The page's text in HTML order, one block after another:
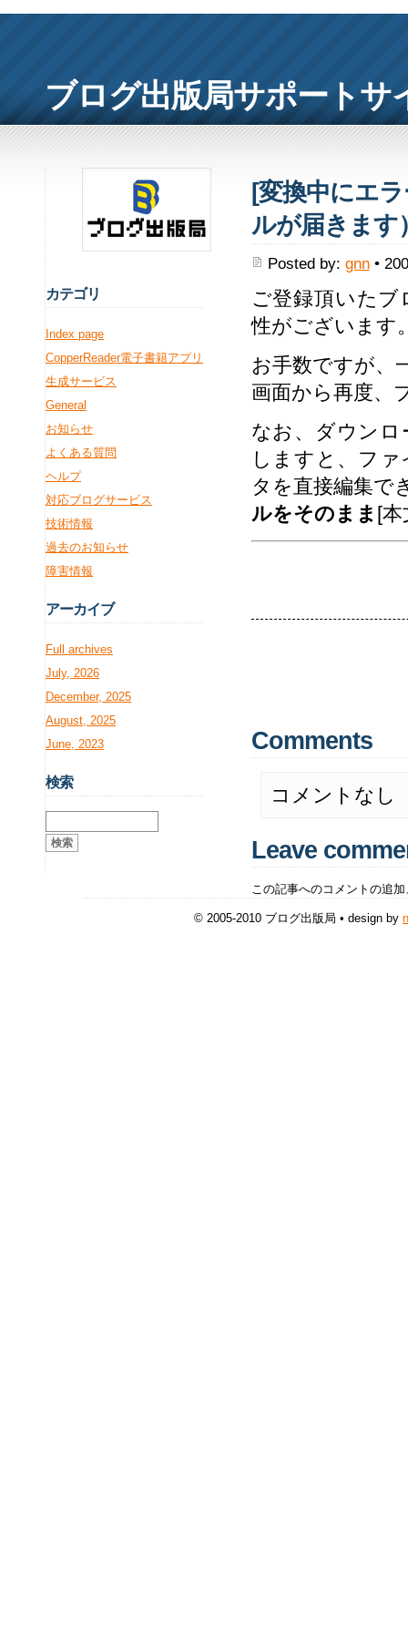
ブログ出版局サポートサ
[変換中にエ
ルが届きます
Posted by: gnn•
ご登録頂いた
性がございます
お手数ですが、
画面から再度、
なお、ダウン
しますと、フ
タを直接編集で
ルをそのまま [
Comments
コメントなし
Leave
この記事へのコメントの追
カテゴリ
Index page
CopperReader電子書籍アプリ
生成サービス
General
お知らせ
よくある質問
ヘルプ
対応ブログサービス
技術情報
過去のお知らせ
障害情報
アーカイブ
Full archives
July, 2026
December, 2025
August, 2025
June, 2023
検索
© 2005-2010 ブログ出版局 • design by